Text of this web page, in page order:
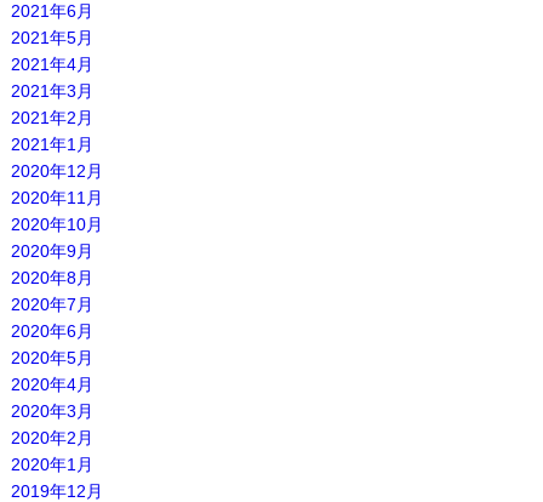
2021年6月
2021年5月
2021年4月
2021年3月
2021年2月
2021年1月
2020年12月
2020年11月
2020年10月
2020年9月
2020年8月
2020年7月
2020年6月
2020年5月
2020年4月
2020年3月
2020年2月
2020年1月
2019年12月